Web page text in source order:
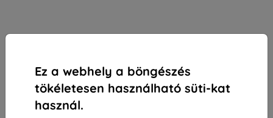
Ez a webhely a böngészés
tökéletesen használható süti-kat
használ.